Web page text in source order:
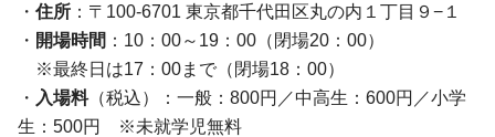
・ 住所 ：〒100-6701 東京都千代田区丸の内１丁目９−１
・ 開場時間 ：10：00～19：00（閉場20：00）
※最終日は17：00まで（閉場18：00）
・ 入場料（税込）：一般：800円／中高生：600円／小学
生：500円 ※未就学児無料